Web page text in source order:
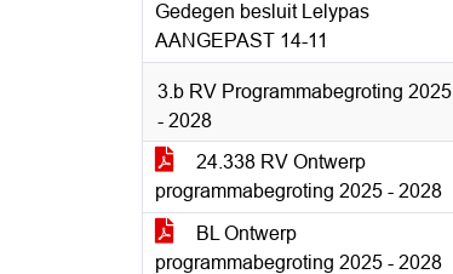
Gedegen besluit Lelypas
AANGEPAST 14-11
3.b RV Programmabegroting 2025
- 2028
24.338 RV Ontwerp
programmabegroting 2025 - 2028
BL Ontwerp
programmabegroting 2025 - 2028